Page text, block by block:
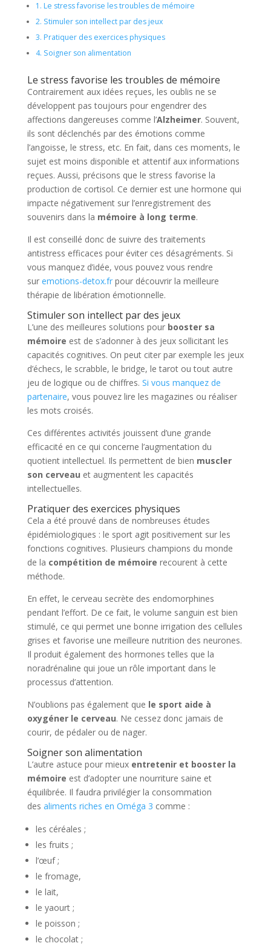
1. Le stress favorise les troubles de mémoire
2. Stimuler son intellect par des jeux
3. Pratiquer des exercices physiques
4. Soigner son alimentation
Le stress favorise les troubles de mémoire
Contrairement aux idées reçues, les oublis ne se
développent pas toujours pour engendrer des
affections dangereuses comme l’Alzheimer. Souvent,
ils sont déclenchés par des émotions comme
l’angoisse, le stress, etc. En fait, dans ces moments, le
sujet est moins disponible et attentif aux informations
reçues. Aussi, précisons que le stress favorise la
production de cortisol. Ce dernier est une hormone qui
impacte négativement sur l’enregistrement des
souvenirs dans la mémoire à long terme.
Il est conseillé donc de suivre des traitements
antistress efficaces pour éviter ces désagréments. Si
vous manquez d’idée, vous pouvez vous rendre
sur emotions-detox.frpour découvrir la meilleure
thérapie de libération émotionnelle.
Stimuler son intellect par des jeux
L’une des meilleures solutions pour booster sa
mémoire est de s’adonner à des jeux sollicitant les
capacités cognitives. On peut citer par exemple les jeux
d’échecs, le scrabble, le bridge, le tarot ou tout autre
jeu de logique ou de chiffres. Si vous manquez de
partenaire, vous pouvez lire les magazines ou réaliser
les mots croisés.
Ces différentes activités jouissent d’une grande
efficacité en ce qui concerne l’augmentation du
quotient intellectuel. Ils permettent de bien muscler
son cerveau et augmentent les capacités
intellectuelles.
Pratiquer des exercices physiques
Cela a été prouvé dans de nombreuses études
épidémiologiques : le sport agit positivement sur les
fonctions cognitives. Plusieurs champions du monde
de la compétition de mémoire recourent à cette
méthode.
En effet, le cerveau secrète des endomorphines
pendant l’effort. De ce fait, le volume sanguin est bien
stimulé, ce qui permet une bonne irrigation des cellules
grises et favorise une meilleure nutrition des neurones.
Il produit également des hormones telles que la
noradrénaline qui joue un rôle important dans le
processus d’attention.
N’oublions pas également que le sport aide à
oxygéner le cerveau. Ne cessez donc jamais de
courir, de pédaler ou de nager.
Soigner son alimentation
L’autre astuce pour mieux entretenir et booster la
mémoire est d’adopter une nourriture saine et
équilibrée. Il faudra privilégier la consommation
des aliments riches en Oméga 3 comme :
les céréales ;
les fruits ;
l’œuf ;
le fromage,
le lait,
le yaourt ;
le poisson ;
le chocolat ;